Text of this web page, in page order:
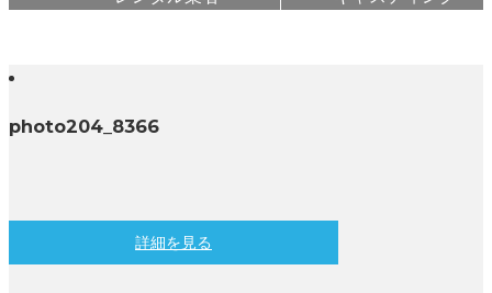
photo204_8366
詳細を見る